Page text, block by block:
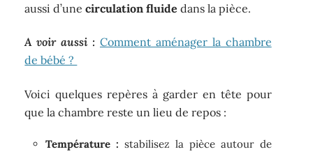
aussi d’unecirculation fluide dans la pièce.
A voir aussi : Comment aménager la chambre
de bébé ?
Voici quelques repères à garder en tête pour
que la chambre reste un lieu de repos :
Température : stabilisez la pièce autour de